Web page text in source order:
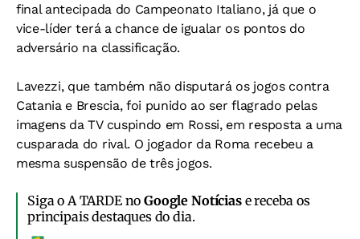
final antecipada do Campeonato Italiano, já que o
vice-líder terá a chance de igualar os pontos do
adversário na classificação.
Lavezzi, que também não disputará os jogos contra
Catania e Brescia, foi punido ao ser flagrado pelas
imagens da TV cuspindo em Rossi, em resposta a uma
cusparada do rival. O jogador da Roma recebeu a
mesma suspensão de três jogos.
Siga o A TARDE noGoogle Notíciase receba os
principais destaques do dia.